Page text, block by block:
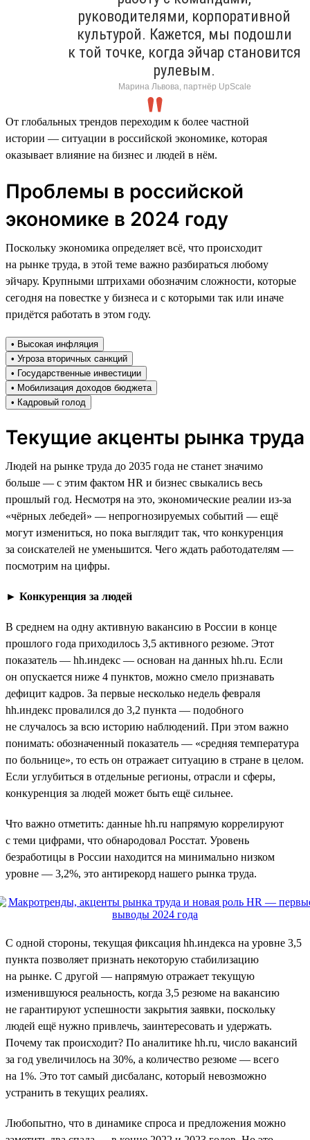
руководителями, корпоративной
культурой. Кажется, мы подошли
к той точке, когда эйчар становится
рулевым.
Марина Львова, партнёр UpScale
От глобальных трендов переходим к более частной
истории — ситуации в российской экономике, которая
оказывает влияние на бизнес и людей в нём.
Проблемы в российской
экономике в 2024 году
Поскольку экономика определяет всё, что происходит
на рынке труда, в этой теме важно разбираться любому
эйчару. Крупными штрихами обозначим сложности, которые
сегодня на повестке у бизнеса и с которыми так или иначе
придётся работать в этом году.
• Высокая инфляция
• Угроза вторичных санкций
• Государственные инвестиции
• Мобилизация доходов бюджета
• Кадровый голод
Текущие акценты рынка труда
Людей на рынке труда до 2035 года не станет значимо
больше — с этим фактом HR и бизнес свыкались весь
прошлый год. Несмотря на это, экономические реалии из-за
«чёрных лебедей» — непрогнозируемых событий — ещё
могут измениться, но пока выглядит так, что конкуренция
за соискателей не уменьшится. Чего ждать работодателям —
посмотрим на цифры.
► Конкуренция за людей
В среднем на одну активную вакансию в России в конце
прошлого года приходилось 3,5 активного резюме. Этот
показатель — hh.индекс — основан на данных hh.ru. Если
он опускается ниже 4 пунктов, можно смело признавать
дефицит кадров. За первые несколько недель февраля
hh.индекс провалился до 3,2 пункта — подобного
не случалось за всю историю наблюдений. При этом важно
понимать: обозначенный показатель — «средняя температура
по больнице», то есть он отражает ситуацию в стране в целом.
Если углубиться в отдельные регионы, отрасли и сферы,
конкуренция за людей может быть ещё сильнее.
Что важно отметить: данные hh.ru напрямую коррелируют
с теми цифрами, что обнародовал Росстат. Уровень
безработицы в России находится на минимально низком
уровне — 3,2%, это антирекорд нашего рынка труда.
С одной стороны, текущая фиксация hh.индекса на уровне 3,5
пункта позволяет признать некоторую стабилизацию
на рынке. С другой — напрямую отражает текущую
изменившуюся реальность, когда 3,5 резюме на вакансию
не гарантируют успешности закрытия заявки, поскольку
людей ещё нужно привлечь, заинтересовать и удержать.
Почему так происходит? По аналитике hh.ru, число вакансий
за год увеличилось на 30%, а количество резюме — всего
на 1%. Это тот самый дисбаланс, который невозможно
устранить в текущих реалиях.
Любопытно, что в динамике спроса и предложения можно